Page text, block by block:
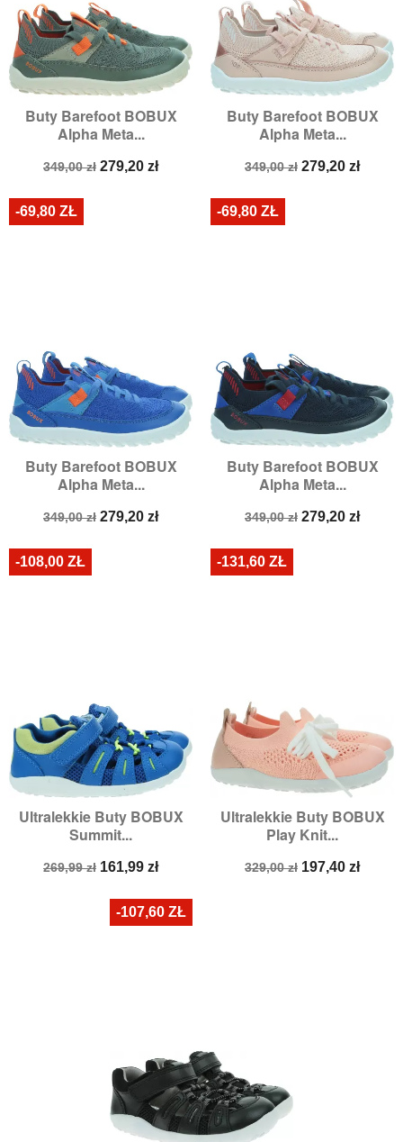
Buty Barefoot BOBUX
Alpha Meta...
Cena
349,00 zł Cena
279,20 zł
Buty Barefoot BOBUX
Alpha Meta...
Cena
349,00 zł Cena
279,20 zł
Buty Barefoot BOBUX
Alpha Meta...
Cena
349,00 zł Cena
279,20 zł
-69,80 ZŁ
Buty Barefoot BOBUX
Alpha Meta...
Cena
349,00 zł Cena
279,20 zł
-69,80 ZŁ
Ultralekkie Buty BOBUX
Summit...
Cena
269,99 zł Cena
161,99 zł
-108,00 ZŁ
Ultralekkie Buty BOBUX
Play Knit...
Cena
329,00 zł Cena
197,40 zł
-131,60 ZŁ
-107,60 ZŁ